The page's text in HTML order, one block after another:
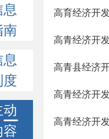
息
南
息
度
容
高育经济开
高青经济开
高青县经济
高青经济开
高青经济开